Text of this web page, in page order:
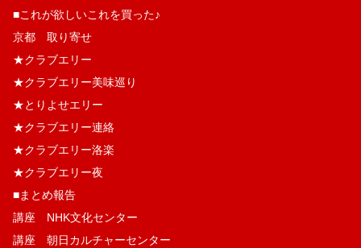
■これが欲しいこれを買った♪
京都 取り寄せ
★クラブエリー
★クラブエリー美味巡り
★とりよせエリー
★クラブエリー連絡
★クラブエリー洛楽
★クラブエリー夜
■まとめ報告
講座 NHK文化センター
講座 朝日カルチャーセンター